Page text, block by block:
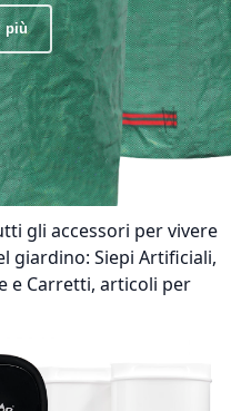
più
gli accessori per vivere
giardino: Siepi Artificiali,
e Carretti, articoli per